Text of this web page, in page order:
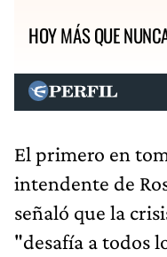
HOY MÁS QUE
El primero en
intendente de
señaló que la
"desafía a todos